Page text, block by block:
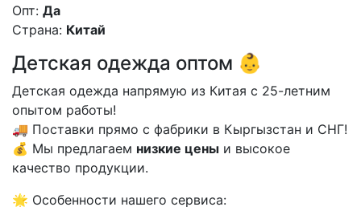
Опт: Да
Страна: Китай
Детская одежда оптом 👶
Детская одежда напрямую из Китая с 25-летним
опытом работы!
🚚 Поставки прямо с фабрики в Кыргызстан и СНГ!
💰 Мы предлагаем низкие цены и высокое
качество продукции.
🌟 Особенности нашего сервиса: